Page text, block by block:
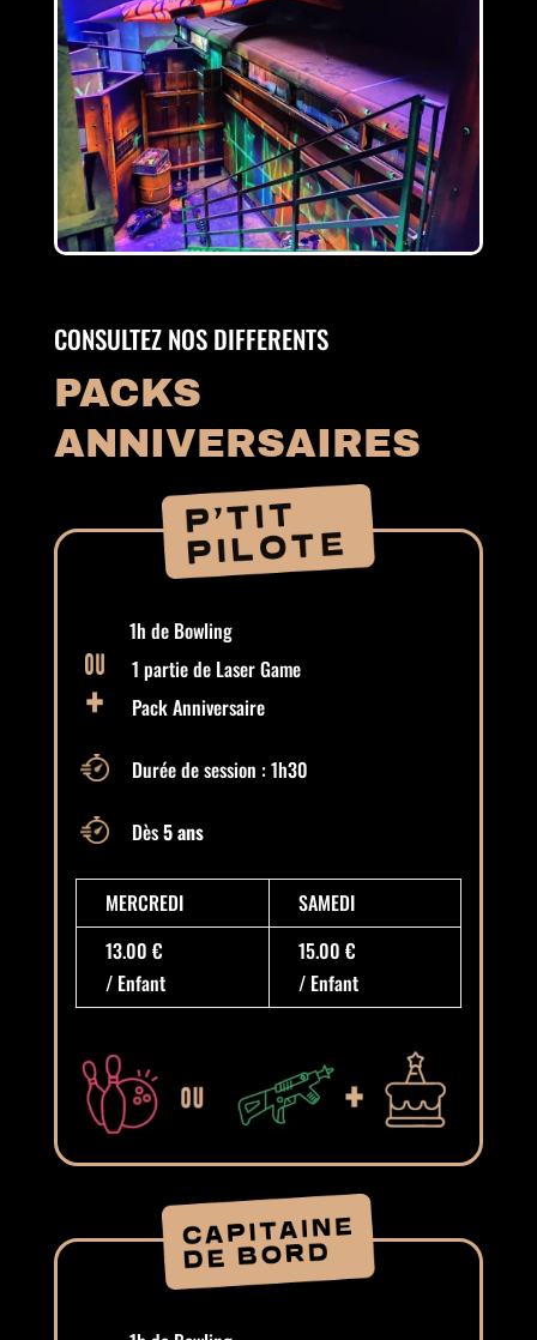
CONSULTEZ NOS DIFFERENTS
PACKS
ANNIVERSAIRES
1h de Bowling
1 partie de Laser Game
Pack Anniversaire
Durée de session : 1h30
Dès5 ans
MERCREDI
SAMEDI
13.00 €
/ Enfant
15.00 €
/ Enfant